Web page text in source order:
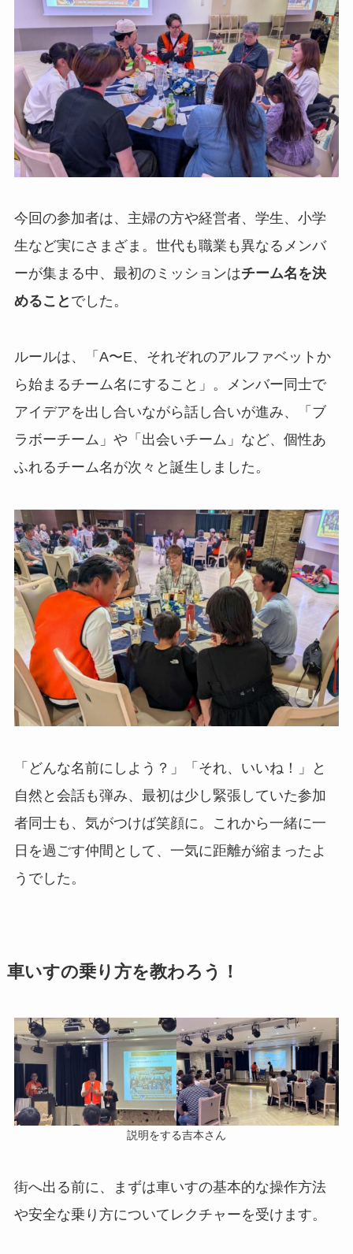
今回の参加者は、主婦の方や経営者、学生、小学
生など実にさまざま。世代も職業も異なるメンバ
ーが集まる中、最初のミッションはチーム名を決
めること でした。
ルールは、「A〜E、それぞれのアルファベットか
ら始まるチーム名にすること」。メンバー同士で
アイデアを出し合いながら話し合いが進み、「ブ
ラボーチーム」や「出会いチーム」など、個性あ
ふれるチーム名が次々と誕生しました。
「どんな名前にしよう？」「それ、いいね！」と
自然と会話も弾み、最初は少し緊張していた参加
者同士も、気がつけば笑顔に。これから一緒に一
日を過ごす仲間として、一気に距離が縮まったよ
うでした。
車いすの乗り方を教わろう！
説明をする吉本さん
街へ出る前に、まずは車いすの基本的な操作方法
や安全な乗り方についてレクチャーを受けます。